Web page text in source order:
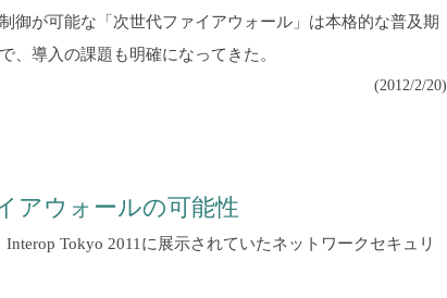
御が可能な「次世代ファイアウォール」は本格的な普及期
、導入の課題も明確になってきた。
(2012/2/20)
アウォールの可能性
Tokyo 2011に展示されていたネットワークセキュリ